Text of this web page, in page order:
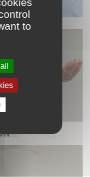
to